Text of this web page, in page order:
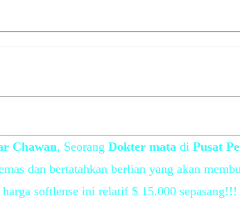
Chawan, Seorang Dokter mata di Pusat
dan bertatahkan berlian yang akan
softlense ini relatif $ 15.000 sepasang!!!